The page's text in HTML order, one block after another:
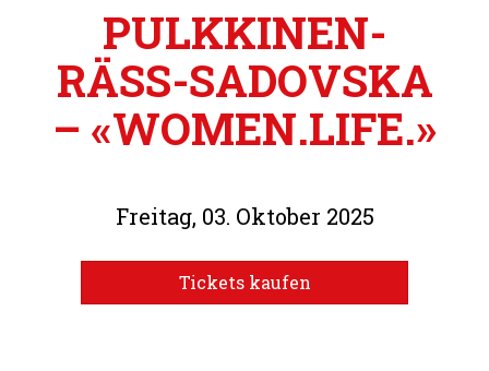
PULKKINEN-
RÄSS-SADOVSKA
– «WOMEN.LIFE.»
Freitag, 03. Oktober 2025
Tickets kaufen